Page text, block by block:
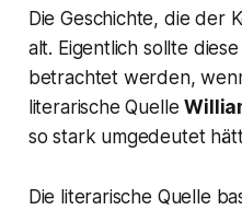
Die Geschichte, die der
alt. Eigentlich sollte
betrachtet werden,
literarische Quelle
so stark umgedeutet
Die literarische Quelle